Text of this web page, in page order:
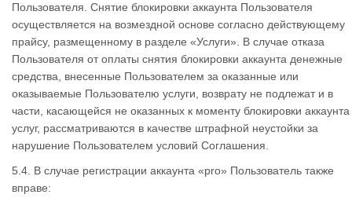
Пользователя. Снятие блокировки аккаунта Пользователя
осуществляется на возмездной основе согласно действующему
прайсу, размещенному в разделе «Услуги». В случае отказа
Пользователя от оплаты снятия блокировки аккаунта денежные
средства, внесенные Пользователем за оказанные или
оказываемые Пользователю услуги, возврату не подлежат и в
части, касающейся не оказанных к моменту блокировки аккаунта
услуг, рассматриваются в качестве штрафной неустойки за
нарушение Пользователем условий Соглашения.
5.4. В случае регистрации аккаунта «pro» Пользователь также
вправе: